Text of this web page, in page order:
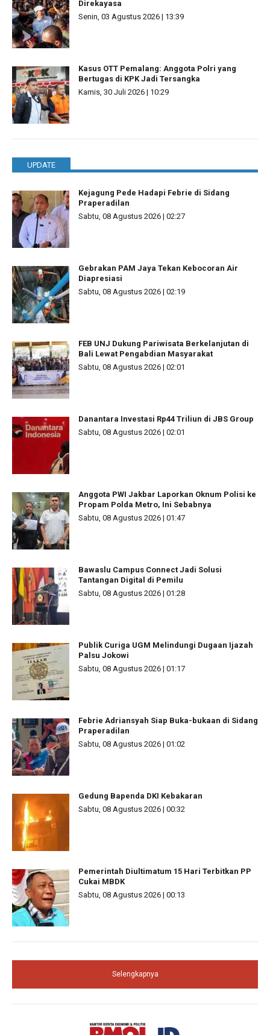
Direkayasa
Senin, 03 Agustus 2026 | 13:39
Kasus OTT Pemalang: Anggota Polri yang
Bertugas di KPK Jadi Tersangka
Kamis, 30 Juli 2026 | 10:29
UPDATE
Kejagung Pede Hadapi Febrie di Sidang
Praperadilan
Sabtu, 08 Agustus 2026 | 02:27
Gebrakan PAM Jaya Tekan Kebocoran Air
Diapresiasi
Sabtu, 08 Agustus 2026 | 02:19
FEB UNJ Dukung Pariwisata Berkelanjutan di
Bali Lewat Pengabdian Masyarakat
Sabtu, 08 Agustus 2026 | 02:01
Danantara Investasi Rp44 Triliun di JBS Group
Sabtu, 08 Agustus 2026 | 02:01
Anggota PWI Jakbar Laporkan Oknum Polisi ke
Propam Polda Metro, Ini Sebabnya
Sabtu, 08 Agustus 2026 | 01:47
Bawaslu Campus Connect Jadi Solusi
Tantangan Digital di Pemilu
Sabtu, 08 Agustus 2026 | 01:28
Publik Curiga UGM Melindungi Dugaan Ijazah
Palsu Jokowi
Sabtu, 08 Agustus 2026 | 01:17
Febrie Adriansyah Siap Buka-bukaan di Sidang
Praperadilan
Sabtu, 08 Agustus 2026 | 01:02
Gedung Bapenda DKI Kebakaran
Sabtu, 08 Agustus 2026 | 00:32
Pemerintah Diultimatum 15 Hari Terbitkan PP
Cukai MBDK
Sabtu, 08 Agustus 2026 | 00:13
Selengkapnya